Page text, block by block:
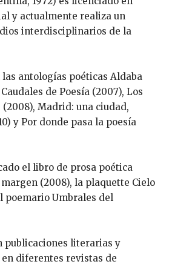
y actualmente realiza un
interdisciplinarios de la
antologías poéticas Aldaba
de Poesía (2007), Los
Madrid: una ciudad,
y Por donde pasa la poesía
el libro de prosa poética
(2008), la plaquette Cielo
poemario Umbrales del
publicaciones literarias y
diferentes revistas de